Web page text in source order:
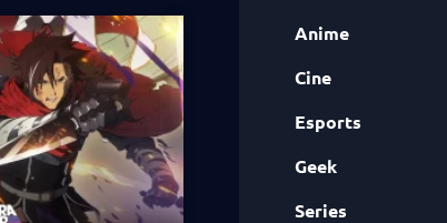
Anime
Cine
Esports
Geek
Series